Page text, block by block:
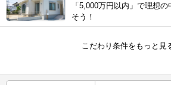
「5,000万円以内」で理想
そう！
こだわり条件をもっと見